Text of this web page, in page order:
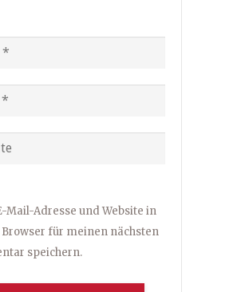
Mail-Adresse und Website in
für meinen nächsten
speichern.